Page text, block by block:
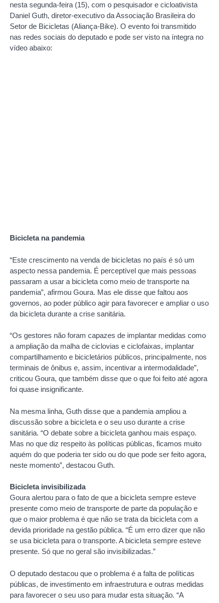
nesta segunda-feira (15), com o pesquisador e cicloativista
Daniel Guth, diretor-executivo da Associação Brasileira do
Setor de Bicicletas (Aliança-Bike). O evento foi transmitido
nas redes sociais do deputado e pode ser visto na íntegra no
vídeo abaixo:
Bicicleta na pandemia
“Este crescimento na venda de bicicletas no país é só um
aspecto nessa pandemia. É perceptível que mais pessoas
passaram a usar a bicicleta como meio de transporte na
pandemia”, afirmou Goura. Mas ele disse que faltou aos
governos, ao poder público agir para favorecer e ampliar o uso
da bicicleta durante a crise sanitária.
“Os gestores não foram capazes de implantar medidas como
a ampliação da malha de ciclovias e ciclofaixas, implantar
compartilhamento e bicicletários públicos, principalmente, nos
terminais de ônibus e, assim, incentivar a intermodalidade”,
criticou Goura, que também disse que o que foi feito até agora
foi quase insignificante.
Na mesma linha, Guth disse que a pandemia ampliou a
discussão sobre a bicicleta e o seu uso durante a crise
sanitária. “O debate sobre a bicicleta ganhou mais espaço.
Mas no que diz respeito às políticas públicas, ficamos muito
aquém do que poderia ter sido ou do que pode ser feito agora,
neste momento”, destacou Guth.
Bicicleta invisibilizada
Goura alertou para o fato de que a bicicleta sempre esteve
presente como meio de transporte de parte da população e
que o maior problema é que não se trata da bicicleta com a
devida prioridade na gestão pública. “É um erro dizer que não
se usa bicicleta para o transporte. A bicicleta sempre esteve
presente. Só que no geral são invisibilizadas.”
O deputado destacou que o problema é a falta de políticas
públicas, de investimento em infraestrutura e outras medidas
para favorecer o seu uso para mudar esta situação. “A